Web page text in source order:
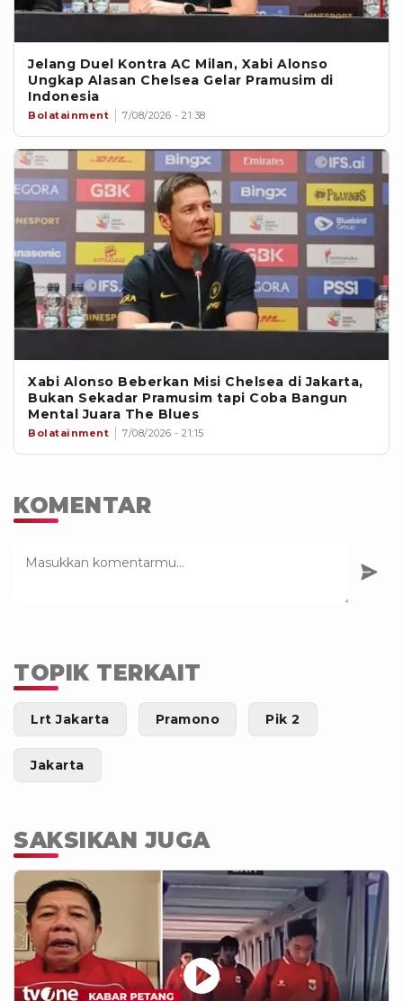
Jelang Duel Kontra AC Milan, Xabi Alonso
Ungkap Alasan Chelsea Gelar Pramusim di
Indonesia
Bolatainment 7/08/2026 - 21:38
Xabi Alonso Beberkan Misi Chelsea di Jakarta,
Bukan Sekadar Pramusim tapi Coba Bangun
Mental Juara The Blues
Bolatainment 7/08/2026 - 21:15
KOMENTAR
TOPIK TERKAIT
Lrt Jakarta Pramono Pik 2
Jakarta
SAKSIKAN JUGA